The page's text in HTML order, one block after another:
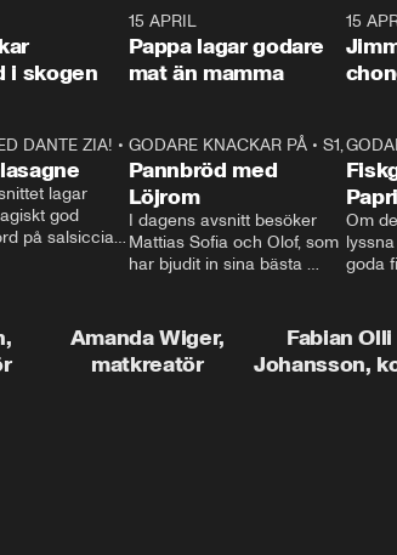
i skogen
15 APRIL
Pappa lagar godare
mat än mamma
15
16:10
DANTE ZIA! •S1, E1
lagar
god
på salsiccia
26:05
GODARE KNACKAR PÅ• S1, E3
Pannbröd med
Löjrom
I dagens avsnitt besöker
Mattias Sofia och Olof, som
har bjudit in sina bästa
visar hur man skapar en
riktig restaurangupplevelse
hemma, dom där extra
Om
goda
livets
Amanda Wiger,
matkreatör
Fabian Olli
Johansson,